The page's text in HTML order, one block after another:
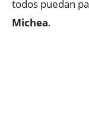
todos puedan
Michea.